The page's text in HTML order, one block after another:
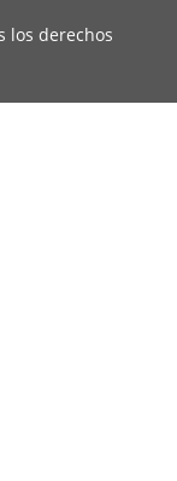
los derechos